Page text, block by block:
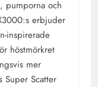
pumporna och
erbjuder
inspirerade
höstmörkret
mer
Super Scatter